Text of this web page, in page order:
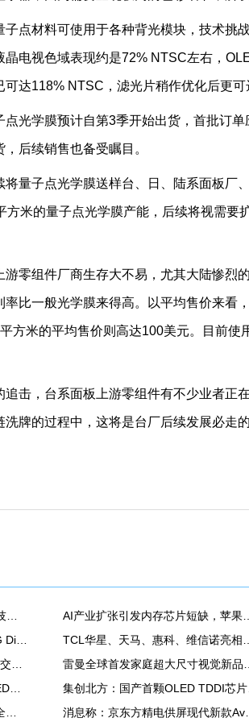
材料可使用于各种背光模块，技术挑
晶电视色域表现约是72% NTSC左右，
达118% NTSC，滤光片稍作优化后更可
学膜预计自第3季开始出货，首批订单
后续销售也备受瞩目。
子点光学膜送样台、日、陆系面板厂
方米的量子点光学膜产能，后续将视需要
组件厂商生存大不易，尤其大陆惨烈
比一般光学膜来得高。以平均售价来看
方米的平均售价则高达100美元。目前
，台系面板上游零组件有不少业者正
牌的过程中，这将是台厂后续发展必走的